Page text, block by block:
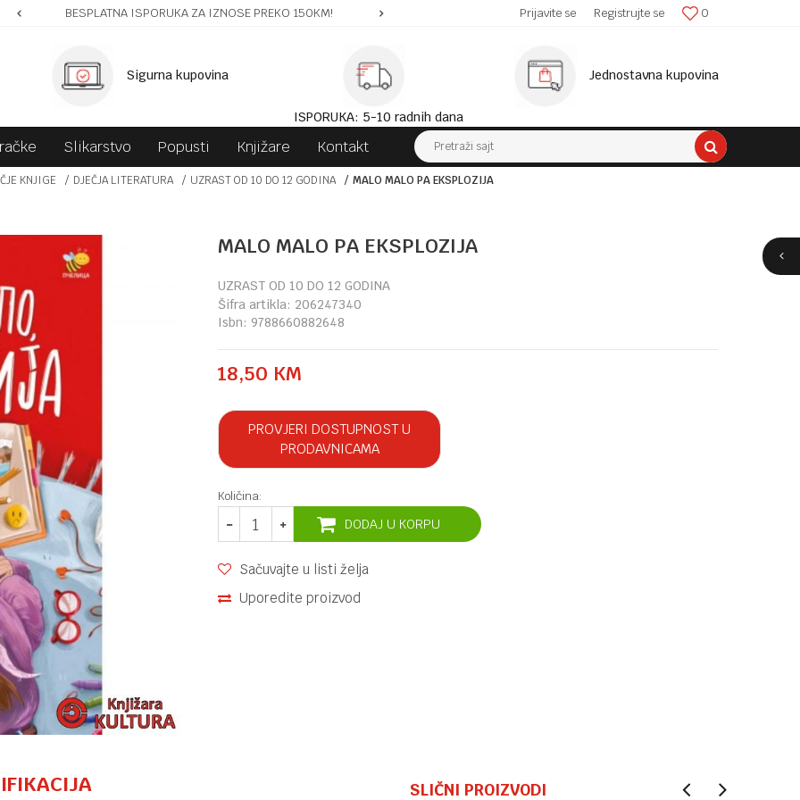
BESPLATNA ISPORUKA ZA IZNOSE PREKO 150KM! SIGURNA ISPORUKA! 0
Prijavite se Registrujte se
Sigurna kupovina
ISPORUKA: 5-10 radnih dana
Jednostavna kupovina
Slikarstvo Popusti Knjižare Kontakt Pretraži sajt
KNJIGE DJEČJA LITERATURA UZRAST OD 10 DO 12 GODINA MALO MALO PA EKSPLOZIJA
MALO MALO PA EKSPLOZIJA
UZRAST OD 10 DO 12 GODINA
Šifra artikla: 206247340
Isbn: 9788660882648
18,50 KM
PROVJERI DOSTUPNOST U
PRODAVNICAMA
Količina:
DODAJ U KORPU
Sačuvajte u listi želja
Uporedite proizvod
SLIČNI PROIZVODI